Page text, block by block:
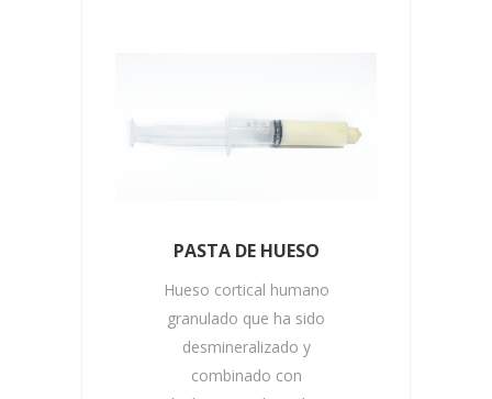
PASTA DE HUESO
Hueso cortical humano
granulado que ha sido
desmineralizado y
combinado con